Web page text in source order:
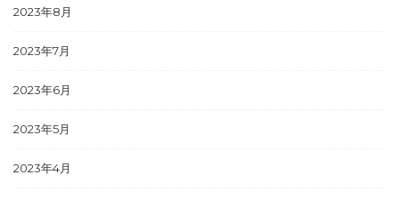
2023年8月
2023年7月
2023年6月
2023年5月
2023年4月